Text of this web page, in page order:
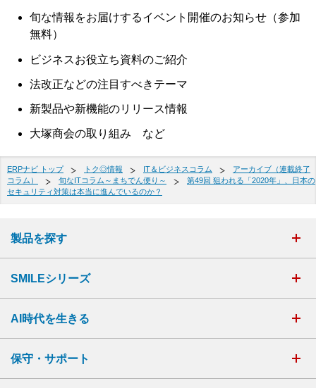
旬な情報をお届けするイベント開催のお知らせ（参加
無料）
ビジネスお役立ち資料のご紹介
法改正などの注目すべきテーマ
新製品や新機能のリリース情報
大塚商会の取り組み など
ERPナビ トップ トク◎情報 IT＆ビジネスコラム
アーカイブ（連載終了
コラム）
旬なITコラム～まちでん便り～
第49回 狙われる「2020年」、日本の
セキュリティ対策は本当に進んでいるのか？
製品を探す
SMILEシリーズ
AI時代を生きる
保守・サポート